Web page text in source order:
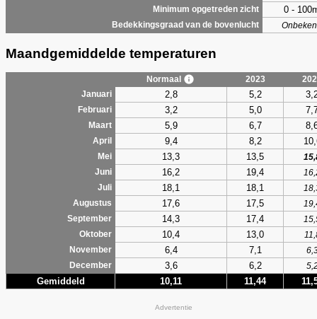
Minimum opgetreden zicht 0 -
Bedekkingsgraad van de bovenlucht
Maandgemiddelde temperaturen
Normaal 2023
Januari
2,8 5,2
Februari 3,2 5,0
Maart 5,9 6,7
April 9,4 8,2
Mei 13,3 13,5
Juni
16,2 19,4
Juli
18,1 18,1
Augustus
17,6 17,5
September
14,3 17,4
Oktober
10,4 13,0
November
6,4 7,1
December
3,6 6,2
Gemiddeld 10,11 11,44
Advertentie